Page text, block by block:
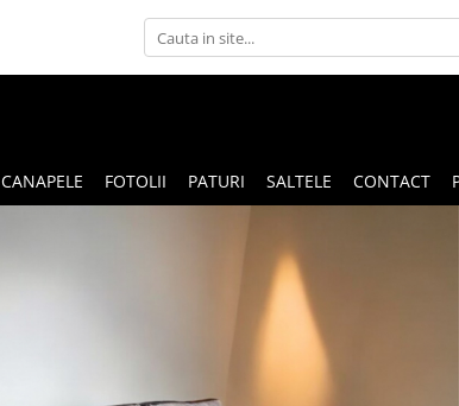
CANAPELE FOTOLII PATURI SALTELE CONTACT